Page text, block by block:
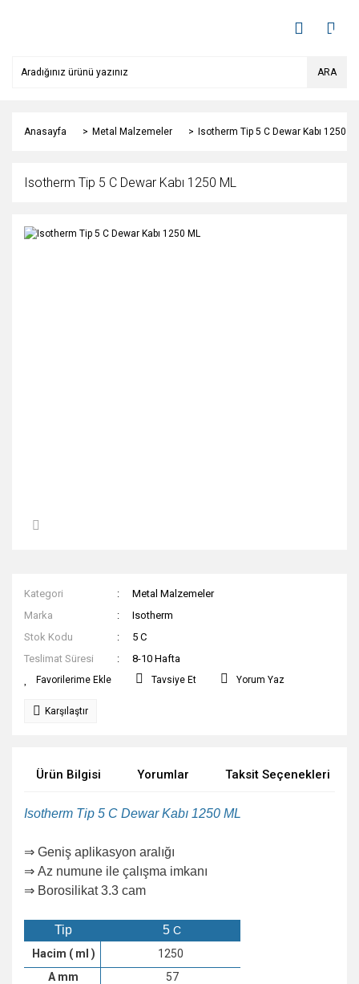
ARA
Anasayfa Metal Malzemeler Isotherm Tip 5 C Dewar Kabı 1250
Isotherm Tip 5 C Dewar Kabı 1250 ML
Kategori
Metal Malzemeler
Marka
Isotherm
Stok Kodu
5 C
Teslimat Süresi
8-10 Hafta
Tavsiye Et Yorum Yaz
Karşılaştır
Ürün Bilgisi Yorumlar Taksit Seçenekleri
Isotherm Tip 5 C Dewar Kabı 1250 ML
⇒ Geniş aplikasyon aralığı
⇒ Az numune ile çalışma imkanı
⇒ Borosilikat 3.3 cam
Tip 5 C
Hacim ( ml )
1250
A mm
57